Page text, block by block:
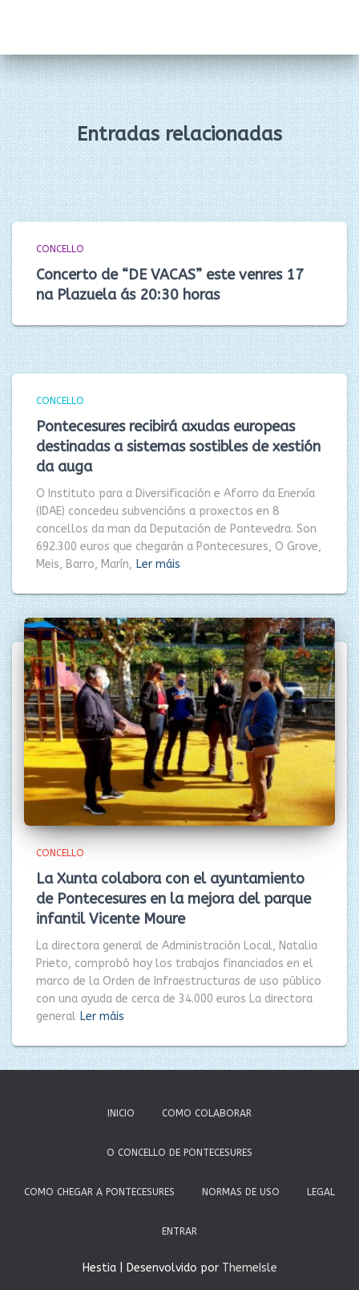
Entradas relacionadas
CONCELLO
Concerto de “DE VACAS” este venres 17
na Plazuela ás 20:30 horas
CONCELLO
Pontecesures recibirá axudas europeas
destinadas a sistemas sostibles de xestión
da auga
O Instituto para a Diversificación e Aforro da Enerxía
(IDAE) concedeu subvencións a proxectos en 8
concellos da man da Deputación de Pontevedra. Son
692.300 euros que chegarán a Pontecesures, O Grove,
Meis, Barro, Marín, Ler máis
CONCELLO
La Xunta colabora con el ayuntamiento
de Pontecesures en la mejora del parque
infantil Vicente Moure
La directora general de Administración Local, Natalia
Prieto, comprobó hoy los trabajos financiados en el
marco de la Orden de Infraestructuras de uso público
con una ayuda de cerca de 34.000 euros La directora
general Ler máis
INICIO COMO COLABORAR
O CONCELLO DE PONTECESURES
COMO CHEGAR A PONTECESURES NORMAS DE USO LEGAL
ENTRAR
Hestia | Desenvolvido por ThemeIsle